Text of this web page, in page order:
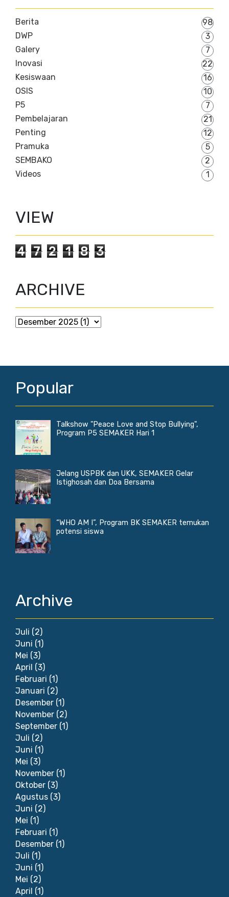
Berita
98
DWP
3
Galery
7
Inovasi
22
Kesiswaan
16
OSIS
10
P5
7
Pembelajaran
21
Penting
12
Pramuka
5
SEMBAKO
2
Videos
1
VIEW
4 7 2 1 8 3
ARCHIVE
Popular
Talkshow "Peace Love and Stop Bullying",
Program P5 SEMAKER Hari 1
Jelang USPBK dan UKK, SEMAKER Gelar
Istighosah dan Doa Bersama
“WHO AM I”, Program BK SEMAKER temukan
potensi siswa
Archive
Juli (2)
Juni (1)
Mei (3)
April (3)
Februari (1)
Januari (2)
Desember (1)
November (2)
September (1)
Juli (2)
Juni (1)
Mei (3)
November (1)
Oktober (3)
Agustus (3)
Juni (2)
Mei (1)
Februari (1)
Desember (1)
Juli (1)
Juni (1)
Mei (2)
April (1)